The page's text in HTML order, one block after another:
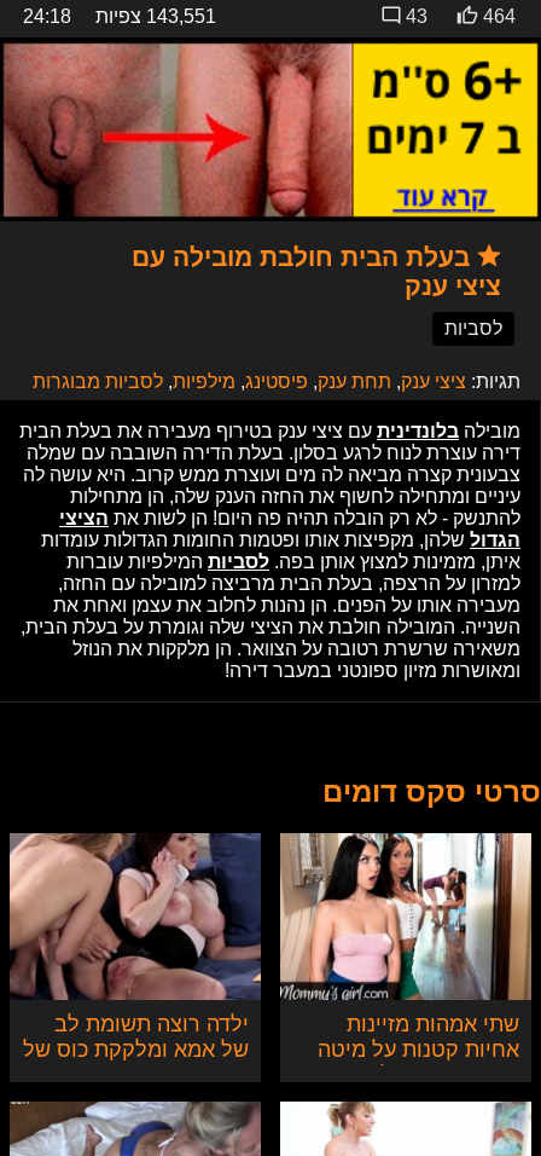
24:18 143,551 צפיות 464
43
בעלת הבית חולבת מובילה עם
ציצי ענק
לסביות
תגיות: ציצי ענק, תחת ענק, פיסטינג, מילפיות, לסביות מבוגרות
מובילה בלונדינית עם ציצי ענק בטירוף מעבירה את בעלת הבית
דירה עוצרת לנוח לרגע בסלון. בעלת הדירה השובבה עם שמלה
צבעונית קצרה מביאה לה מים ועוצרת ממש קרוב. היא עושה לה
עיניים ומתחילה לחשוף את החזה הענק שלה, הן מתחילות
להתנשק - לא רק הובלה תהיה פה היום! הן לשות את הציצי
הגדול שלהן, מקפיצות אותו ופטמות החומות הגדולות עומדות
איתן, מזמינות למצוץ אותן בפה. לסביות המילפיות עוברות
למזרון על הרצפה, בעלת הבית מרביצה למובילה עם החזה,
מעבירה אותו על הפנים. הן נהנות לחלוב את עצמן ואחת את
השנייה. המובילה חולבת את הציצי שלה וגומרת על בעלת הבית,
משאירה שרשרת רטובה על הצוואר. הן מלקקות את הנוזל
ומאושרות מזיון ספונטני במעבר דירה!
סרטי סקס דומים
שתי אמהות מזיינות
אחיות קטנות על מיטה
מטורפת
ילדה רוצה תשומת לב
של אמא ומלקקת כוס של